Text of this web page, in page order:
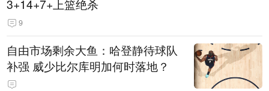
3+14+7+上篮绝杀
9
自由市场剩余大鱼：哈登静待球队
补强 威少比尔库明加何时落地？